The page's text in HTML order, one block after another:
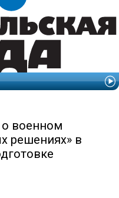
военном
решениях» в